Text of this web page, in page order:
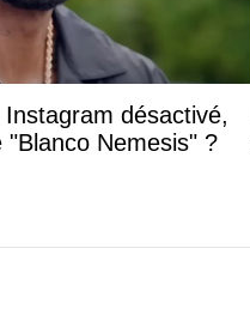
désactivé,
"Blanco Nemesis" ?